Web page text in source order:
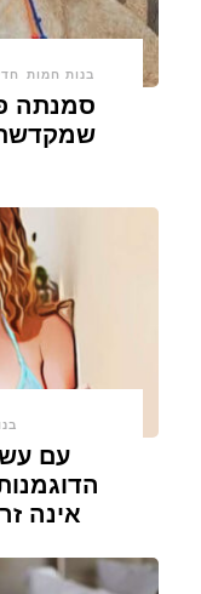
בנות חמות
סמנתה
עם
אינה